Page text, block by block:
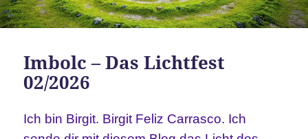
Imbolc – Das Lichtfest
02/2026
Ich bin Birgit. Birgit Feliz Carrasco. Ich